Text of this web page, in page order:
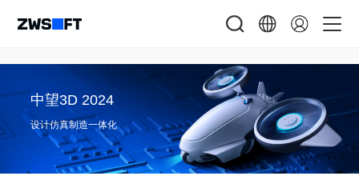
中望3D 2024
设计仿真制造一体化